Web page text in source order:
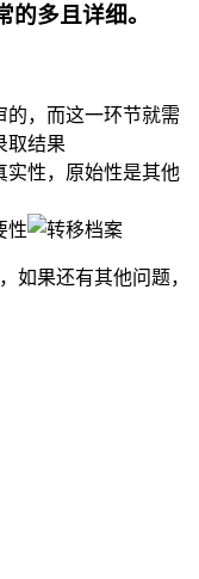
多且详细。
的，而这一环节就需
取结果
实性，原始性是其他
性
如果还有其他问题，